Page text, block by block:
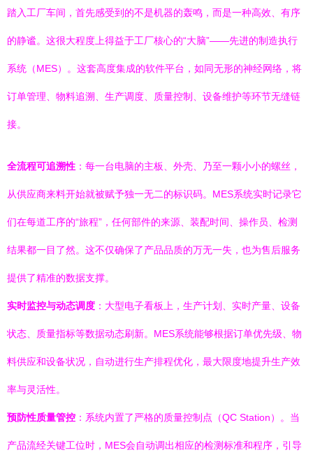
踏入工厂车间，首先感受到的不是机器的轰鸣，而是一种高效、有序
的静谧。这很大程度上得益于工厂核心的“大脑”——先进的制造执行
系统（MES）。这套高度集成的软件平台，如同无形的神经网络，将
订单管理、物料追溯、生产调度、质量控制、设备维护等环节无缝链
接。
全流程可追溯性 ：每一台电脑的主板、外壳、乃至一颗小小的螺丝，
从供应商来料开始就被赋予独一无二的标识码。MES系统实时记录它
们在每道工序的“旅程”，任何部件的来源、装配时间、操作员、检测
结果都一目了然。这不仅确保了产品品质的万无一失，也为售后服务
提供了精准的数据支撑。
实时监控与动态调度 ：大型电子看板上，生产计划、实时产量、设备
状态、质量指标等数据动态刷新。MES系统能够根据订单优先级、物
料供应和设备状况，自动进行生产排程优化，最大限度地提升生产效
率与灵活性。
预防性质量管控 ：系统内置了严格的质量控制点（QC Station）。当
产品流经关键工位时，MES会自动调出相应的检测标准和程序，引导